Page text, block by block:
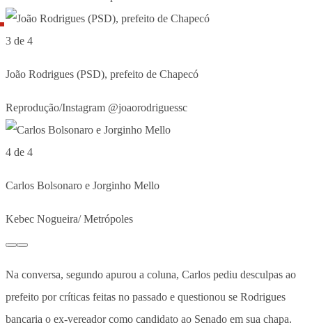
3 de 4
João Rodrigues (PSD), prefeito de Chapecó
Reprodução/Instagram @joaorodriguessc
4 de 4
Carlos Bolsonaro e Jorginho Mello
Kebec Nogueira/ Metrópoles
Na conversa, segundo apurou a coluna, Carlos pediu desculpas ao
prefeito por críticas feitas no passado e questionou se Rodrigues
bancaria o ex-vereador como candidato ao Senado em sua chapa.